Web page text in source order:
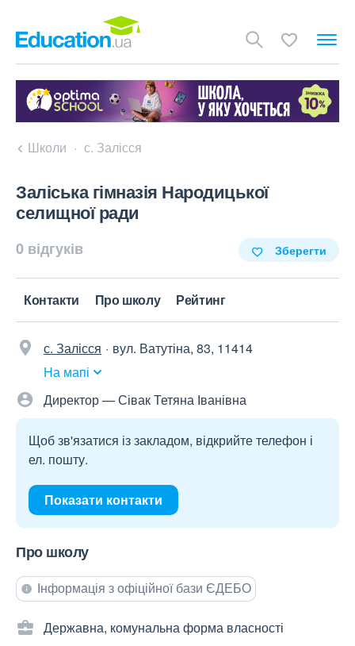
Школи с. Залісся
Заліська гімназія Народицької
селищної ради
0 відгуків Зберегти
Контакти Про школу Рейтинг
с. Залісся
вул. Ватутіна, 83, 11414
На мапі
Директор — Сівак Тетяна Іванівна
Щоб зв'язатися із закладом, відкрийте телефон і
ел. пошту.
Показати контакти
Про школу
Інформація з офіційної бази ЄДЕБО
Державна, комунальна форма власності